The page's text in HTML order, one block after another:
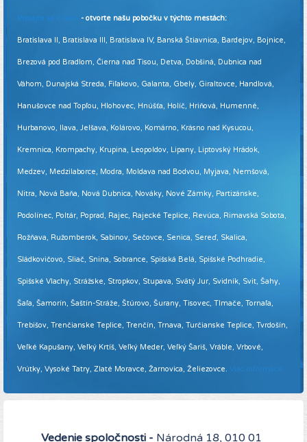
Pridajte sa k nám - otvorte našu pobočku v týchto mestách:
Bratislava II, Bratislava III, Bratislava IV, Banská Štiavnica, Bardejov, Bojnice,
Brezová pod Bradlom, Čierna nad Tisou, Detva, Dobšiná, Dubnica nad
Váhom, Dunajská Streda, Fiľakovo, Galanta, Gbely, Giraltovce, Handlová,
Hanušovce nad Topľou, Hlohovec, Hnúšťa, Holíč, Hriňová, Humenné,
Hurbanovo, Ilava, Jelšava, Kolárovo, Komárno, Krásno nad Kysucou,
Kremnica, Krompachy, Krupina, Leopoldov, Lipany, Liptovský Hrádok,
Medzev, Medzilaborce, Modra, Moldava nad Bodvou, Myjava, Nemšová,
Nitra, Nová Baňa, Nová Dubnica, Nováky, Nové Zámky, Partizánske,
Podolínec, Poltár, Poprad, Rajec, Rajecké Teplice, Revúca, Rimavská Sobota,
Rožňava, Ružomberok, Sabinov, Sečovce, Senica, Sereď, Skalica,
Sládkovičovo, Sliač, Snina, Sobrance, Spišská Belá, Spišské Podhradie,
Spišské Vlachy, Strážske, Stropkov, Stupava, Svätý Jur, Svidník, Svit, Šahy,
Šaľa, Šamorín, Šaštín-Stráže, Štúrovo, Šurany, Tisovec, Tlmače, Tornaľa,
Trebišov, Trenčianske Teplice, Trenčín, Trnava, Turčianske Teplice, Tvrdošín,
Veľké Kapušany, Veľký Krtíš, Veľký Meder, Veľký Šariš, Vráble, Vrbové,
Vrútky, Vysoké Tatry, Zlaté Moravce, Žarnovica, Želiezovce. Viac informácií ...
Vedenie spoločnosti - Národná 18, 010 01